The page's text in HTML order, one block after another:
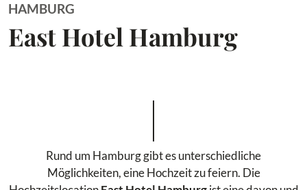
HAMBURG
East Hotel Hamburg
Rund um Hamburg gibt es unterschiedliche
Möglichkeiten, eine Hochzeit zu feiern. Die